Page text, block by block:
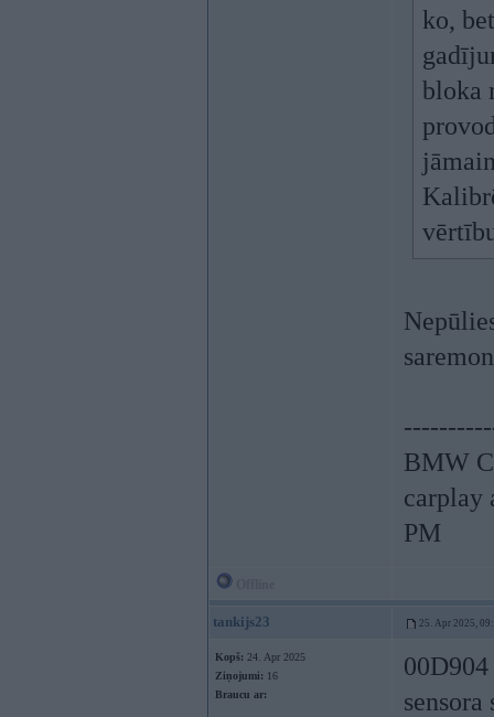
ko,
bloka
BMW
carplay
PM
tankijs23 25. Apr 2025,
Kopš: 24. Apr 2025
Ziņojumi: 16
Braucu ar:
sensora